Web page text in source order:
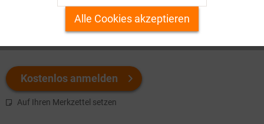
Kostenlos anmelden
Auf Ihren Merkzettel setzen
Personalisierung Inaktiv
Service
Alle Cookies akzeptieren